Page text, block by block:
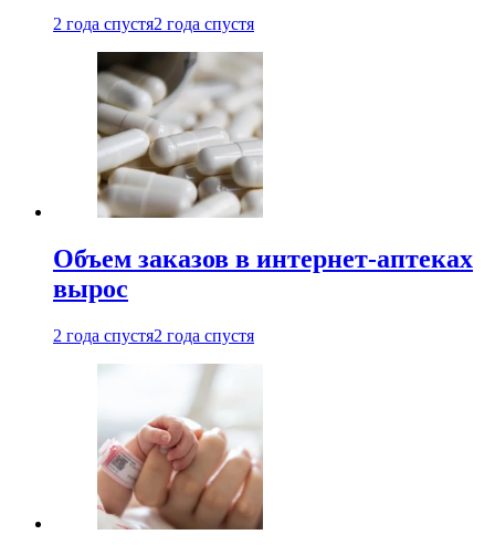
2 года спустя2 года спустя
Объем заказов в интернет-аптеках
вырос
2 года спустя2 года спустя